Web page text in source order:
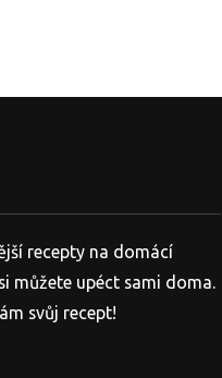
recepty na domácí
můžete upéct sami doma.
svůj recept!